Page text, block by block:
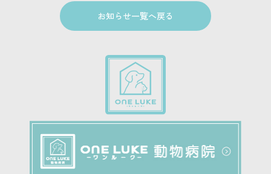
お知らせ一覧へ戻る